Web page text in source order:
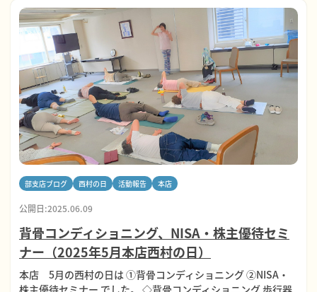
部支店ブログ 西村の日 活動報告 本店
公開日:2025.06.09
背骨コンディショニング、NISA・株主優待セミ
ナー（2025年5月本店西村の日）
本店 5月の西村の日は ①背骨コンディショニング ②NISA・
株主優待セミナー でした。 ◇背骨コンディショニング 歩行器